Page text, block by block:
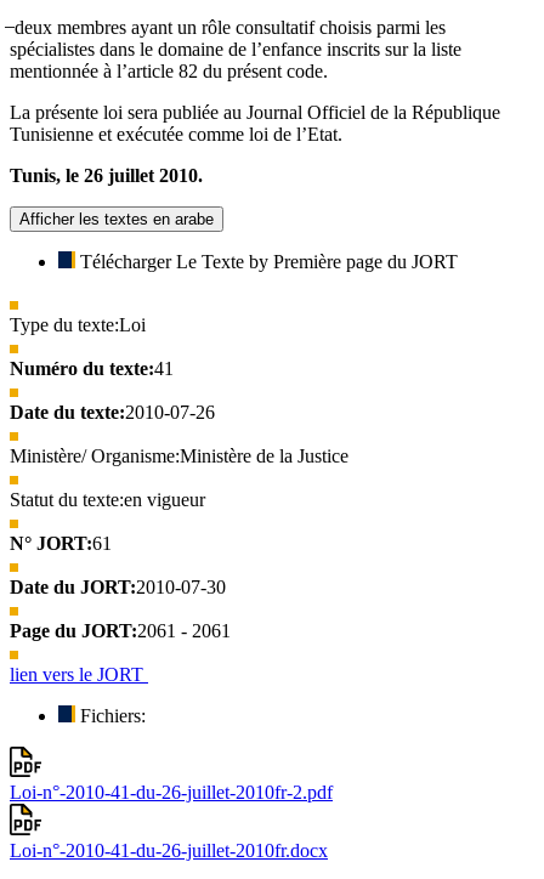
̶ deux membres ayant un rôle consultatif choisis parmi les
spécialistes dans le domaine de l’enfance inscrits sur la liste
mentionnée à l’article 82 du présent code.
La présente loi sera publiée au Journal Officiel de la République
Tunisienne et exécutée comme loi de l’Etat.
Tunis, le 26 juillet 2010.
Afficher les textes en arabe
Télécharger Le Texte by Première page du JORT
Type du texte:Loi
Numéro du texte:41
Date du texte:2010-07-26
Ministère/ Organisme:Ministère de la Justice
Statut du texte:en vigueur
N° JORT:61
Date du JORT:2010-07-30
Page du JORT:2061 - 2061
lien vers le JORT
Fichiers:
Loi-n°-2010-41-du-26-juillet-2010fr-2.pdf
Loi-n°-2010-41-du-26-juillet-2010fr.docx